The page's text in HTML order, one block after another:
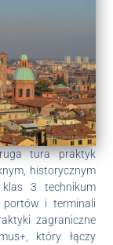
tura praktyk
historycznym
3 technikum
portów i terminali
zagraniczne
który łączy